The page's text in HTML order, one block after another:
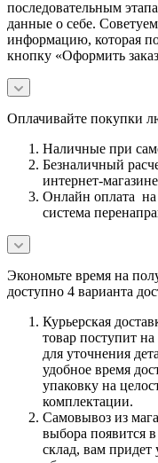
последовательным
данные о себе.
информацию, которая
кнопку «Оформить
Оплачивайте покупки
Наличные при
Безналичный
интернет-
Онлайн оплата на
система
Экономьте время на
доступно 4 варианта
Курьерская
товар поступит на
для уточнения
удобное время
упаковку на
комплектации.
Самовывоз из
выбора появится
склад, вам придет